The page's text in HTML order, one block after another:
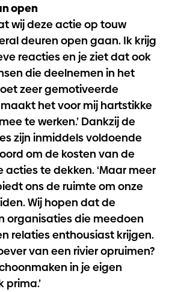
open
wij deze actie op touw
deuren open gaan. Ik krijg
reacties en je ziet dat ook
die deelnemen in het
zeer gemotiveerde
het voor mij hartstikke
te werken.’ Dankzij de
zijn inmiddels voldoende
om de kosten van de
te dekken. ‘Maar meer
ons de ruimte om onze
Wij hopen dat de
organisaties die meedoen
relaties enthousiast krijgen.
van een rivier opruimen?
in je eigen